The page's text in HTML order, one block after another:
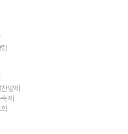
양제
제